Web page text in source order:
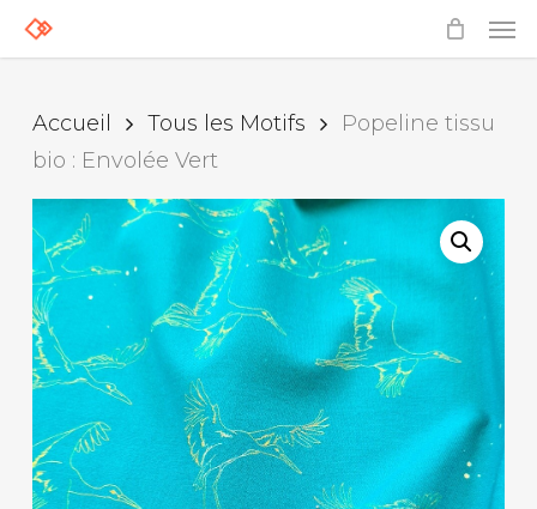
Skip
content
Accueil Tous les Motifs
Popeline tissu
bio : Envolée Vert